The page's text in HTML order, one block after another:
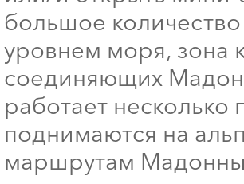
большое
уровнем моря, зона
соединяющих
работает
поднимаются на
маршрутам Мадонны